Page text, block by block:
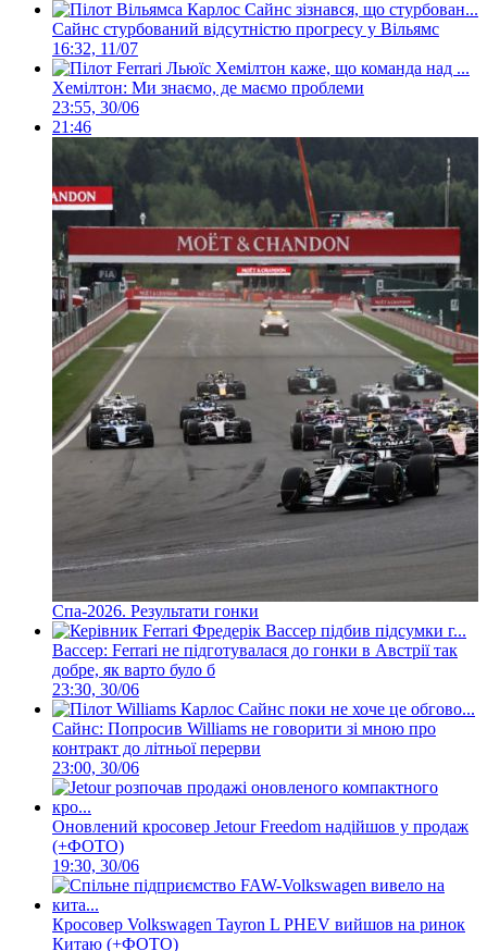
Сайнс стурбований відсутністю прогресу у Вільямс
16:32, 11/07
Хемілтон: Ми знаємо, де маємо проблеми
23:55, 30/06
21:46
Спа-2026. Результати гонки
Вассер: Ferrari не підготувалася до гонки в Австрії так
добре, як варто було б
23:30, 30/06
Сайнс: Попросив Williams не говорити зі мною про
контракт до літньої перерви
23:00, 30/06
Оновлений кросовер Jetour Freedom надійшов у продаж
(+ФОТО)
19:30, 30/06
Кросовер Volkswagen Tayron L PHEV вийшов на ринок
Китаю (+ФОТО)